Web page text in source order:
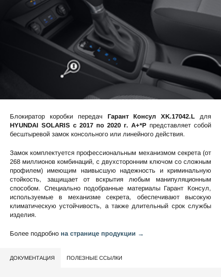
Блокиратор коробки передач Гарант Консул XK.17042.L для
HYUNDAI SOLARIS c 2017 по 2020 г. А+*P представляет собой
бесштыревой замок консольного или линейного действия.
Замок комплектуется профессиональным механизмом секрета (от
268 миллионов комбинаций, с двухсторонним ключом со сложным
профилем) имеющим наивысшую надежность и криминальную
стойкость, защищает от вскрытия любым манипуляционным
способом. Специально подобранные материалы Гарант Консул,
используемые в механизме секрета, обеспечивают высокую
климатическую устойчивость, а также длительный срок службы
изделия.
Более подробно на странице продукции →
ДОКУМЕНТАЦИЯ ПОЛЕЗНЫЕ ССЫЛКИ